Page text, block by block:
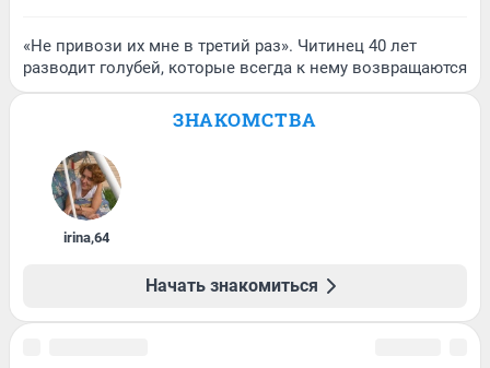
«Не привози их мне в третий раз». Читинец 40 лет
разводит голубей, которые всегда к нему возвращаются
ЗНАКОМСТВА
irina,64
Начать знакомиться